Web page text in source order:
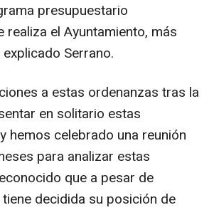
presupuestario
el Ayuntamiento, más
Serrano.
a estas ordenanzas tras la
en solitario estas
hemos celebrado una reunión
para analizar estas
que a pesar de
decidida su posición de